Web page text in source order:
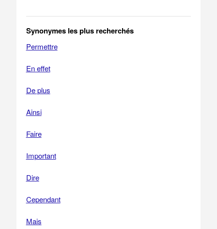
Synonymes les plus recherchés
Permettre
En effet
De plus
Ainsi
Faire
Important
Dire
Cependant
Mais